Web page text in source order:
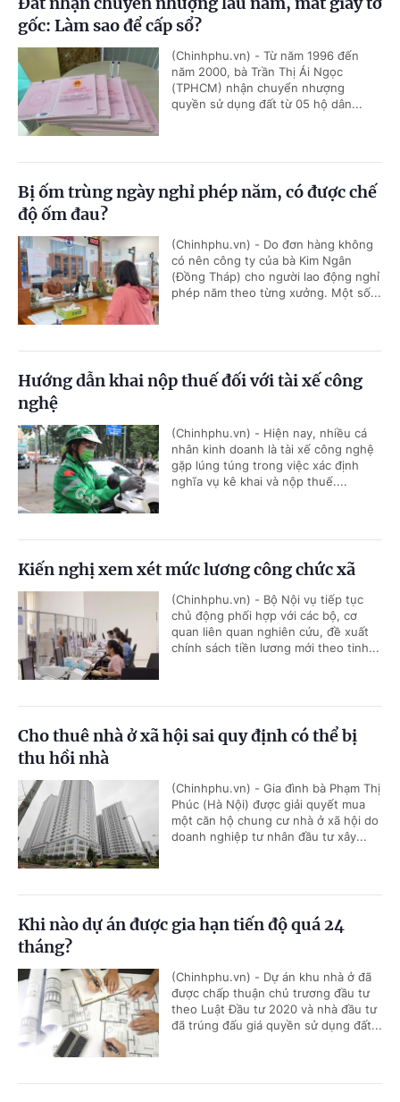
gốc: Làm sao để cấp sổ?
(Chinhphu.vn) - Từ năm 1996 đến
năm 2000, bà Trần Thị Ái Ngọc
(TPHCM) nhận chuyển nhượng
quyền sử dụng đất từ 05 hộ dân...
Bị ốm trùng ngày nghỉ phép năm, có được chế
độ ốm đau?
(Chinhphu.vn) - Do đơn hàng không
có nên công ty của bà Kim Ngân
(Đồng Tháp) cho người lao động nghỉ
phép năm theo từng xưởng. Một số...
Hướng dẫn khai nộp thuế đối với tài xế công
nghệ
(Chinhphu.vn) - Hiện nay, nhiều cá
nhân kinh doanh là tài xế công nghệ
gặp lúng túng trong việc xác định
nghĩa vụ kê khai và nộp thuế....
Kiến nghị xem xét mức lương công chức xã
(Chinhphu.vn) - Bộ Nội vụ tiếp tục
chủ động phối hợp với các bộ, cơ
quan liên quan nghiên cứu, đề xuất
chính sách tiền lương mới theo tinh...
Cho thuê nhà ở xã hội sai quy định có thể bị
thu hồi nhà
(Chinhphu.vn) - Gia đình bà Phạm Thị
Phúc (Hà Nội) được giải quyết mua
một căn hộ chung cư nhà ở xã hội do
doanh nghiệp tư nhân đầu tư xây...
Khi nào dự án được gia hạn tiến độ quá 24
tháng?
(Chinhphu.vn) - Dự án khu nhà ở đã
được chấp thuận chủ trương đầu tư
theo Luật Đầu tư 2020 và nhà đầu tư
đã trúng đấu giá quyền sử dụng đất...